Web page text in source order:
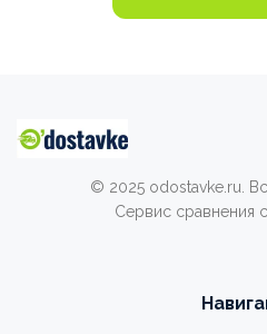
© 2025 odostavke.ru.
Сервис сравнения